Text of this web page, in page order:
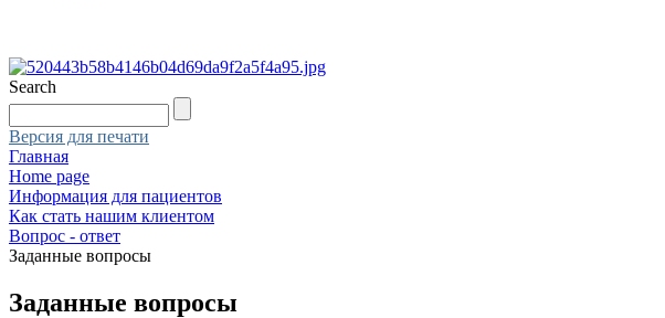
Search
Версия для печати
Главная
Home page
Информация для пациентов
Как стать нашим клиентом
Вопрос - ответ
Заданные вопросы
Заданные вопросы